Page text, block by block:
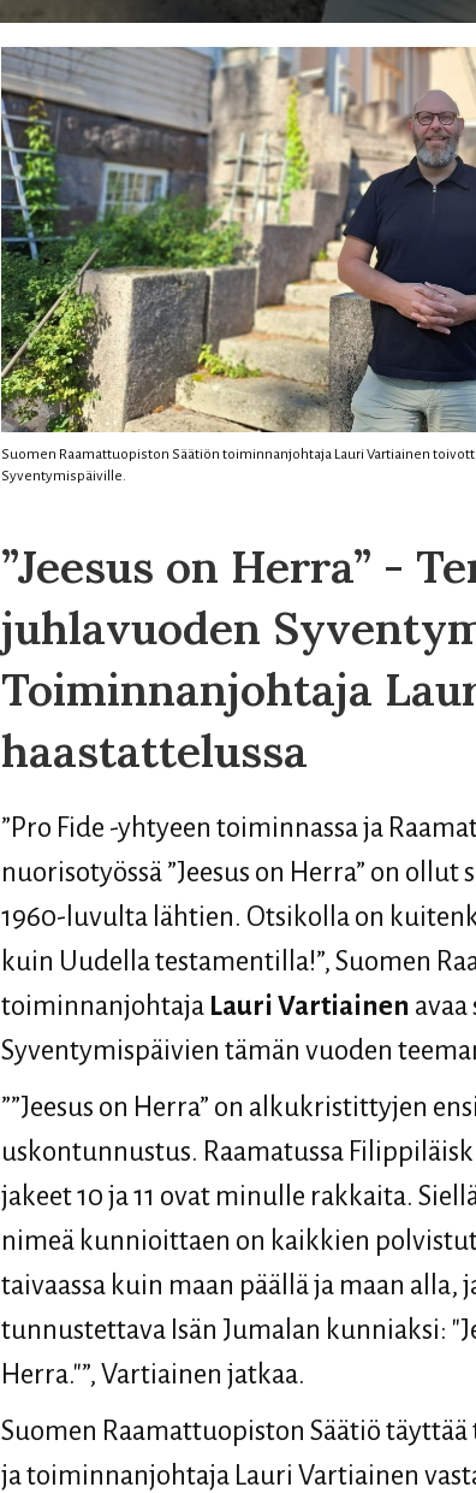
Suomen Raamattuopiston Säätiön toiminnanjohtaja Lauri Vartiainen
Syventymispäiville.
”Jeesus on Herra” -
juhlavuoden
Toiminnanjohtaja
haastattelussa
”Pro Fide -yhtyeen toiminnassa ja
nuorisotyössä ”Jeesus on Herra” on
1960-luvulta lähtien. Otsikolla on
kuin Uudella testamentilla!”, Suomen
toiminnanjohtaja Lauri Vartiainen avaa
Syventymispäivien tämän vuoden
””Jeesus on Herra” on alkukristittyjen
uskontunnustus. Raamatussa
jakeet 10 ja 11 ovat minulle rakkaita.
nimeä kunnioittaen on kaikkien
taivaassa kuin maan päällä ja maan alla,
tunnustettava Isän Jumalan kunniaksi:
Herra."”, Vartiainen jatkaa.
Suomen Raamattuopiston Säätiö täyttää
ja toiminnanjohtaja Lauri Vartiainen